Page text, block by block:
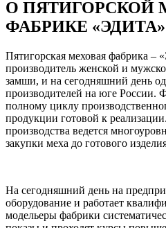
О ПЯТИГОРСКОЙ
ФАБРИКЕ «ЭДИТА»
Пятигорская меховая фабрика –
производитель женской и
замши, и на сегодняшний день
производителей на юге России.
полному циклу
продукции готовой к
производства ведется
закупки меха до готового
На сегодняшний день на
оборудование и работает
модельеры фабрики